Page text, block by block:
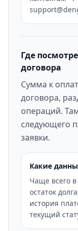
Где
договора
Сумма к
договора,
операций.
следующего
заявки.
Какие
Чаще всего
остаток
история
текущий